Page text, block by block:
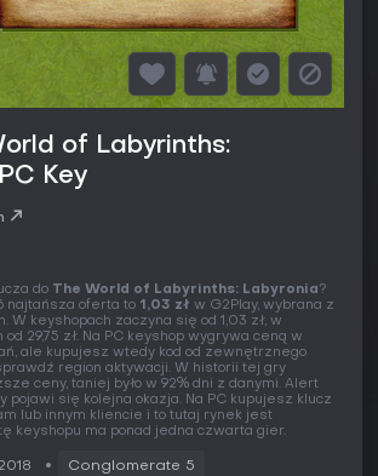
of Labyrinths:
Key
do The World of Labyrinths: Labyronia?
najtańsza oferta to 1,03 zł w G2Play, wybrana z
W keyshopach zaczyna się od 1,03 zł, w
29,75 zł. Na PC keyshop wygrywa ceną w
ale kupujesz wtedy kod od zewnętrznego
region aktywacji. W historii tej gry
ceny, taniej było w 92% dni z danymi. Alert
pojawi się kolejna okazja. Na PC kupujesz klucz
lub innym kliencie i to tutaj rynek jest
keyshopu ma ponad jedna czwarta gier.
Conglomerate 5